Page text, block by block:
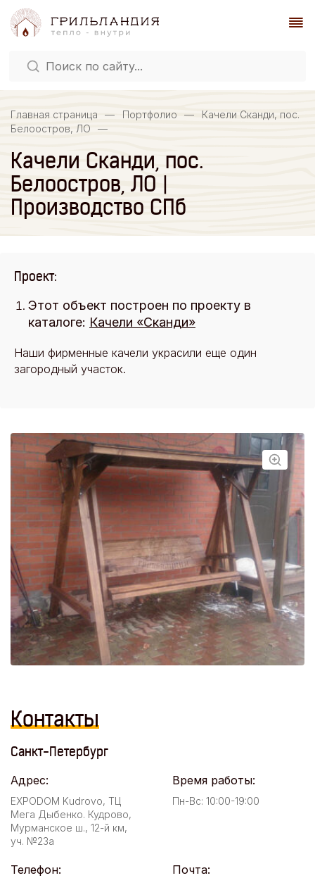
Главная страница — Портфолио —
Качели Сканди, пос.
Белоостров, ЛО
—
Качели Сканди, пос.
Белоостров, ЛО |
Производство СПб
Проект:
Этот объект построен по проекту в
каталоге: Качели «Сканди»
Наши фирменные качели украсили еще один
загородный участок.
Контакты
Санкт-Петербург
Адрес:
EXPODOM Kudrovo, ТЦ
Мега Дыбенко. Кудрово,
Мурманское ш., 12-й км,
уч. №23а
Время работы:
Пн-Вс: 10:00-19:00
Телефон: Почта: